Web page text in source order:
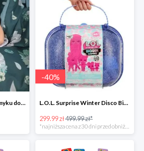
Poszewki dla dzieci w Smyku do -45%
-40%
L.O.L. Surprise Winter Disco Bigger Surprise Zestaw laleczek w walizce -40%
299.99 zł499.99 zł*